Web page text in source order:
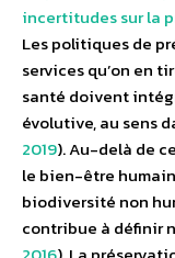
incertitudes sur la
Les politiques de
services qu’on en
santé doivent
évolutive, au sens
2019). Au-delà de
le bien-être
biodiversité non
contribue à définir